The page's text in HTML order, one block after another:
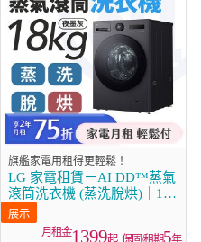
旗艦家電用租得更輕鬆！
LG 家電租賃－AI DD™蒸氣
滾筒洗衣機 (蒸洗脫烘)｜18
公斤(WD-S18NDB)
1399起_保固/租期5年